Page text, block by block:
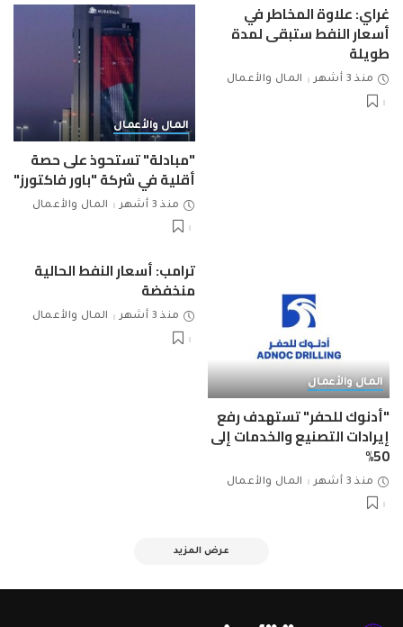
غراي: علاوة المخاطر في
أسعار النفط ستبقى لمدة
طويلة
منذ 3 أشهر المال والأعمال
المال والأعمال
"مبادلة" تستحوذ على حصة
أقلية في شركة "باور فاكتورز"
منذ 3 أشهر المال والأعمال
المال والأعمال
"أدنوك للحفر" تستهدف رفع
إيرادات التصنيع والخدمات إلى
50%
منذ 3 أشهر المال والأعمال
ترامب: أسعار النفط الحالية
منخفضة
منذ 3 أشهر المال والأعمال
عرض المزيد